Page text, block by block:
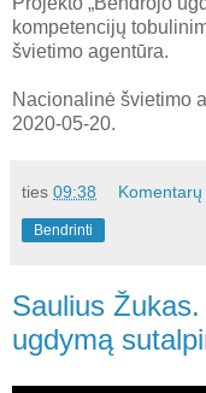
kompetencijų
švietimo agentūra.
Nacionalinė švietimo
2020-05-20.
ties 09:38
Bendrinti
Saulius
ugdymą